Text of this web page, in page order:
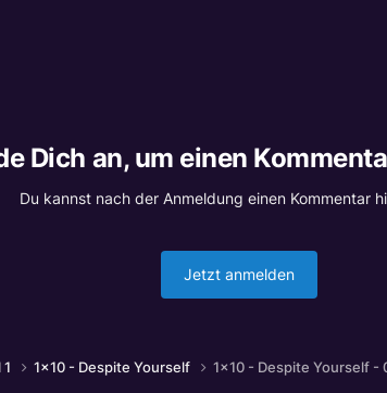
Dich an, um einen
Du kannst nach der Anmeldung einen Kommentar
Jetzt anmelden
1x10 - Despite Yourself 1x10 - Despite Yourself -